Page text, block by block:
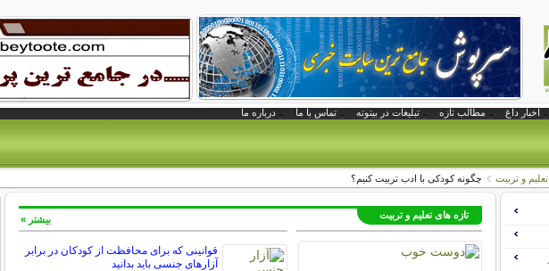
اخبار داغ مطالب تازه تبلیغات در بیتوته تماس با ما درباره ما
تعلیم و تربیت چگونه کودکی با ادب تربیت کنیم؟
تازه های تعلیم و تربیت
قوانینی که برای محافظت از کودکان در برابر
آزارهای جنسی باید بدانید
بیشتر »